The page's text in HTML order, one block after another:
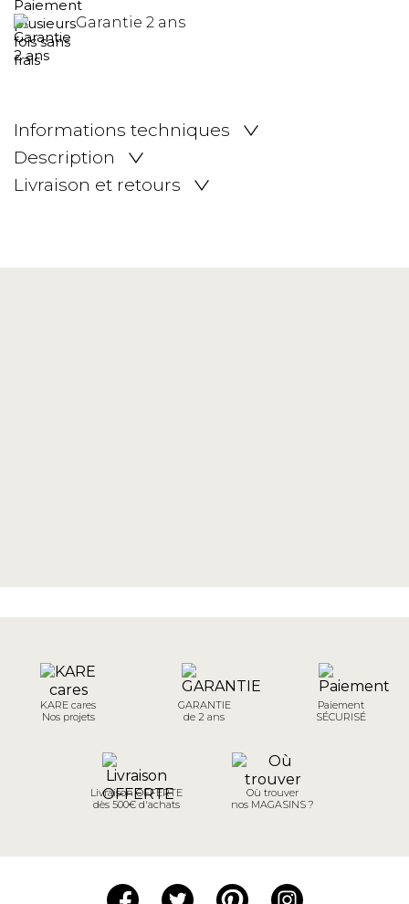
Garantie 2 ans
Informations techniques
Description
Livraison et retours
KARE cares
Nos projets
GARANTIE
de 2 ans
Paiement
SÉCURISÉ
Livraison OFFERTE
dès 500€ d'achats
Où trouver
nos MAGASINS ?